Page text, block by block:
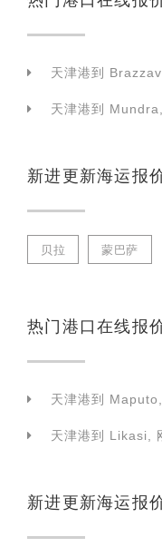
天津港到
天津港到
新进更新海运报
贝拉 蒙巴萨
热门港口在线报
天津港到
天津港到 Likasi,
新进更新海运报